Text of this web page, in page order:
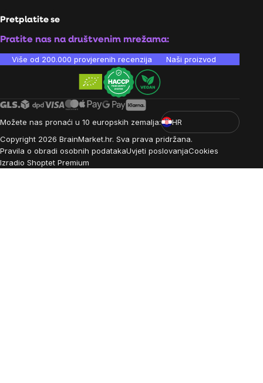
Pretplatite se
Pratite nas na društvenim mrežama:
Više od 200.000 provjerenih recenzija Naši proizvodi su
Možete nas pronaći u 10 europskih zemalja:
HR
Copyright 2026 BrainMarket.hr. Sva prava pridržana.
Pravila o obradi osobnih podatakaUvjeti poslovanjaCookies
Izradio Shoptet Premium